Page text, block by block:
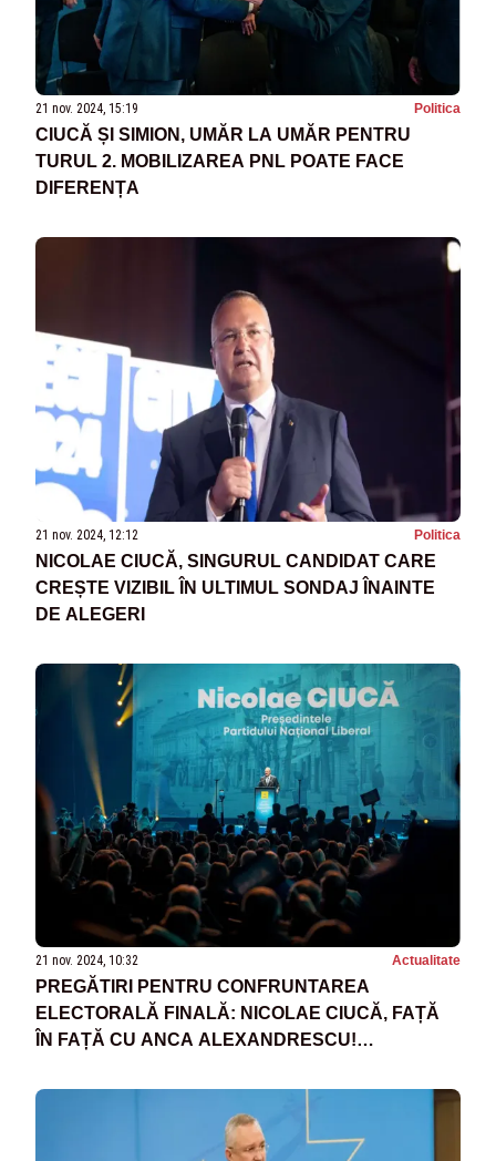
21 nov. 2024, 15:19 Politica
CIUCĂ ȘI SIMION, UMĂR LA UMĂR PENTRU
TURUL 2. MOBILIZAREA PNL POATE FACE
DIFERENȚA
21 nov. 2024, 12:12 Politica
NICOLAE CIUCĂ, SINGURUL CANDIDAT CARE
CREȘTE VIZIBIL ÎN ULTIMUL SONDAJ ÎNAINTE
DE ALEGERI
21 nov. 2024, 10:32 Actualitate
PREGĂTIRI PENTRU CONFRUNTAREA
ELECTORALĂ FINALĂ: NICOLAE CIUCĂ, FAȚĂ
ÎN FAȚĂ CU ANCA ALEXANDRESCU!